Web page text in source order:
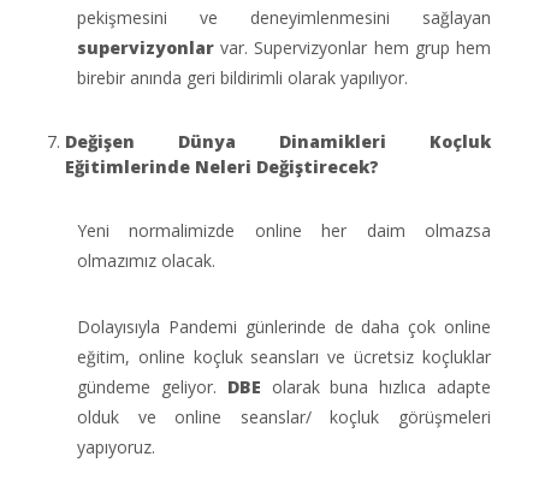
pekişmesini ve deneyimlenmesini sağlayan
supervizyonlar var. Supervizyonlar hem grup hem
birebir anında geri bildirimli olarak yapılıyor.
Değişen Dünya Dinamikleri Koçluk
Eğitimlerinde Neleri Değiştirecek?
Yeni normalimizde online her daim olmazsa
olmazımız olacak.
Dolayısıyla Pandemi günlerinde de daha çok online
eğitim, online koçluk seansları ve ücretsiz koçluklar
gündeme geliyor. DBE olarak buna hızlıca adapte
olduk ve online seanslar/ koçluk görüşmeleri
yapıyoruz.